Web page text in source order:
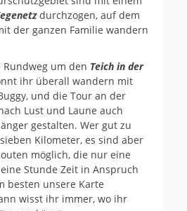
durchzogen, auf dem
der ganzen Familie wandern
um den Teich in der
ihr überall wandern mit
und die Tour an der
Lust und Laune auch
gestalten. Wer gut zu
Kilometer, es sind aber
möglich, die nur eine
Stunde Zeit in Anspruch
besten unsere Karte
wisst ihr immer, wo ihr